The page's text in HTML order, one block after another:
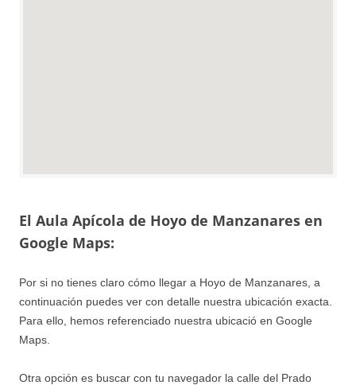
El Aula Apícola de Hoyo de Manzanares en
Google Maps:
Por si no tienes claro cómo llegar a Hoyo de Manzanares, a
continuación puedes ver con detalle nuestra ubicación exacta.
Para ello, hemos referenciado nuestra ubicació en Google
Maps.
Otra opción es buscar con tu navegador la calle del Prado